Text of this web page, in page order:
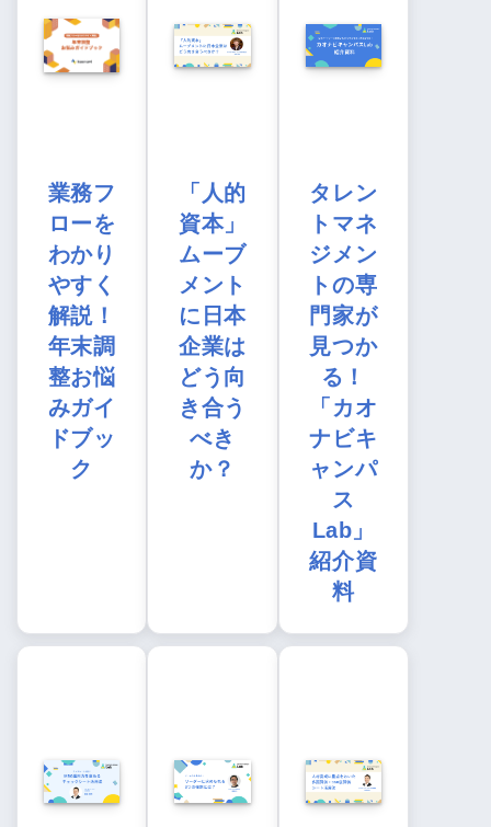
業務フ
ローを
わかり
やすく
解説！
年末調
整お悩
みガイ
ドブッ
ク
「人的
資本」
ムーブ
メント
に日本
企業は
どう向
き合う
べき
か？
タレン
トマネ
ジメン
トの専
門家が
見つか
る！
「カオ
ナビキ
ャンパ
ス
Lab」
紹介資
料